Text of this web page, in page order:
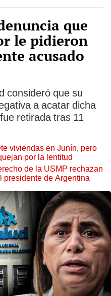
que
le pidieron
acusado
consideró que su
a acatar dicha
retirada tras 11
viviendas en Junín, pero
por la lentitud
de la USMP rechazan
presidente de Argentina